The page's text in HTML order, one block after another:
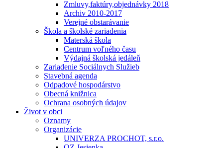
Zmluvy,faktúry,objednávky 2018
Archiv 2010-2017
Verejné obstarávanie
Škola a školské zariadenia
Materská škola
Centrum voľného času
Výdajná školská jedáleň
Zariadenie Sociálnych Služieb
Stavebná agenda
Odpadové hospodárstvo
Obecná knižnica
Ochrana osobných údajov
Život v obci
Oznamy
Organizácie
UNIVERZA PROCHOT, s.r.o.